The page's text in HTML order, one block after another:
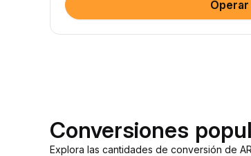
Operar
Conversiones
Explora las cantidades de conversión de